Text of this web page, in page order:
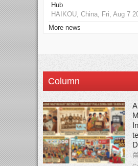
Hub
HAIKOU, China, Fri, Aug 7
More news
Column